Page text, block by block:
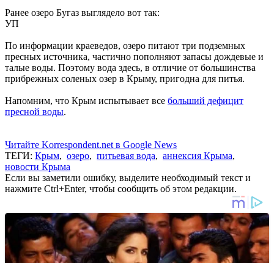
Ранее озеро Бугаз выглядело вот так:
УП
По информации краеведов, озеро питают три подземных
пресных источника, частично пополняют запасы дождевые и
талые воды. Поэтому вода здесь, в отличие от большинства
прибрежных соленых озер в Крыму, пригодна для питья.
Напомним, что Крым испытывает все больший дефицит
пресной воды.
Читайте Korrespondent.net в Google News
ТЕГИ: Крым, озеро, питьевая вода, аннексия Крыма,
новости Крыма
Если вы заметили ошибку, выделите необходимый текст и
нажмите Ctrl+Enter, чтобы сообщить об этом редакции.